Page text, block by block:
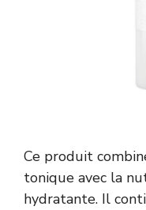
Ce produit
tonique avec la
hydratante. Il